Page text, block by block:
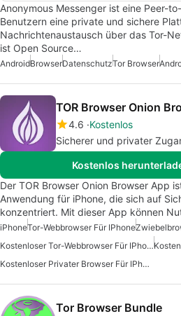
Anonymous Messenger ist eine Peer-
Benutzern eine private und sichere
Nachrichtenaustausch über das Tor-
ist Open Source…
AndroidBrowserDatenschutzTor Browser
TOR Browser Onion
4.6 Kostenlos
Sicherer und privater
Kostenlos
Der TOR Browser Onion Browser App
Anwendung für iPhone, die sich auf
konzentriert. Mit dieser App können
iPhoneTor-Webbrowser Für IPhone
Kostenloser Tor-Webbrowser Für IPhone
Kostenloser Privater Browser Für IPhone
Tor Browser Bundle